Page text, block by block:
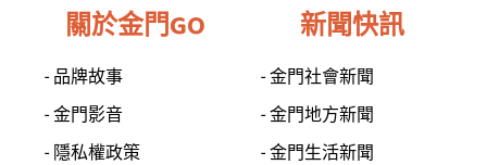
關於金門GO
- 品牌故事
- 金門影音
- 隱私權政策
新聞快訊
- 金門社會新聞
- 金門地方新聞
- 金門生活新聞